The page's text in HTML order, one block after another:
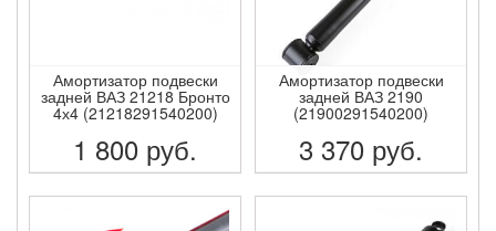
Амортизатор подвески
задней ВАЗ 21218 Бронто
4х4 (21218291540200)
1 800 руб.
ПОДРОБНЕЕ
Амортизатор подвески
задней ВАЗ 2190
(21900291540200)
3 370 руб.
ПОДРОБНЕЕ